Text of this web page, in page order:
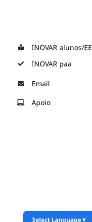
contentINOVAR alunos/EE
INOVAR paa
Email
Apoio
Select Language▼